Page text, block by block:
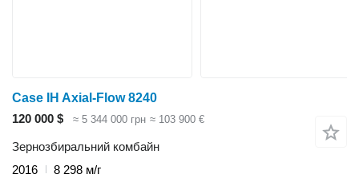
Case IH Axial-Flow 8240
120 000 $
≈ 5 344 000 грн ≈ 103 900 €
Зернозбиральний комбайн
2016
8 298 м/г